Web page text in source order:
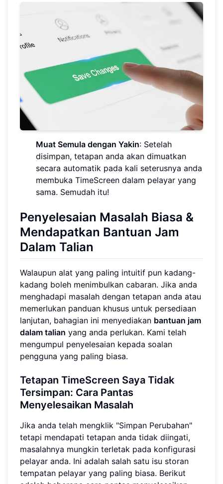
Muat Semula dengan Yakin: Setelah
disimpan, tetapan anda akan dimuatkan
secara automatik pada kali seterusnya anda
membuka TimeScreen dalam pelayar yang
sama. Semudah itu!
Penyelesaian Masalah Biasa &
Mendapatkan Bantuan Jam
Dalam Talian
Walaupun alat yang paling intuitif pun kadang-
kadang boleh menimbulkan cabaran. Jika anda
menghadapi masalah dengan tetapan anda atau
memerlukan panduan khusus untuk persediaan
lanjutan, bahagian ini menyediakan bantuan jam
dalam talian yang anda perlukan. Kami telah
mengumpul penyelesaian kepada soalan
pengguna yang paling biasa.
Tetapan TimeScreen Saya Tidak
Tersimpan: Cara Pantas
Menyelesaikan Masalah
Jika anda telah mengklik "Simpan Perubahan"
tetapi mendapati tetapan anda tidak diingati,
masalahnya mungkin terletak pada konfigurasi
pelayar anda. Ini adalah salah satu isu storan
tempatan pelayar yang paling biasa. Berikut